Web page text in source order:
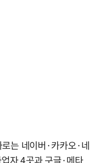
는 네이버·카카오·네
자 4곳과 구글·메타